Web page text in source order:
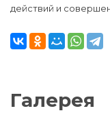
действий и
Галерея